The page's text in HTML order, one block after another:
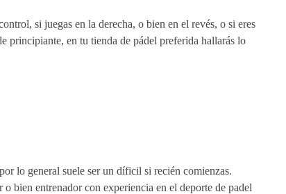
si juegas en la derecha, o bien en el revés, o si eres
principiante, en tu tienda de pádel preferida hallarás lo
lo general suele ser un díficil si recién comienzas.
bien entrenador con experiencia en el deporte de padel